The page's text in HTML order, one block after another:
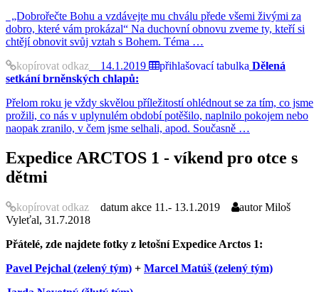
„Dobrořečte Bohu a vzdávejte mu chválu přede všemi živými za
dobro, které vám prokázal“ Na duchovní obnovu zveme ty, kteří si
chtějí obnovit svůj vztah s Bohem. Téma …
kopírovat odkaz 14.1.2019 přihlašovací tabulka Dělená
setkání brněnských chlapů:
Přelom roku je vždy skvělou příležitostí ohlédnout se za tím, co jsme
prožili, co nás v uplynulém období potěšilo, naplnilo pokojem nebo
naopak zranilo, v čem jsme selhali, apod. Současně …
Expedice ARCTOS 1 - víkend pro otce s
dětmi
kopírovat odkaz datum akce 11.- 13.1.2019 autorMiloš
Vyleťal, 31.7.2018
Přátelé, zde najdete fotky z letošní Expedice Arctos 1:
Pavel Pejchal (zelený tým) + Marcel Matúš (zelený tým)